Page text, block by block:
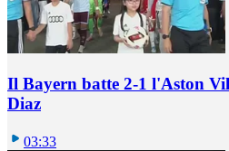
Il Bayern batte 2-1 l'Aston
Diaz
03:33